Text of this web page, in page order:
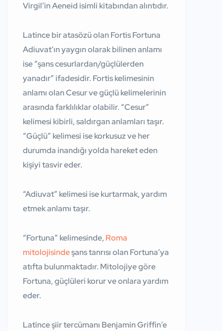
Virgil’in Aeneid isimli kitabından alıntıdır.
Latince bir atasözü olan Fortis Fortuna
Adiuvat’ın yaygın olarak bilinen anlamı
ise “şans cesurlardan/güçlülerden
yanadır” ifadesidir. Fortis kelimesinin
anlamı olan Cesur ve güçlü kelimelerinin
arasında farklılıklar olabilir. “Cesur”
kelimesi kibirli, saldırgan anlamları taşır.
“Güçlü” kelimesi ise korkusuz ve her
durumda inandığı yolda hareket eden
kişiyi tasvir eder.
“Adiuvat” kelimesi ise kurtarmak, yardım
etmek anlamı taşır.
“Fortuna” kelimesinde, Roma
mitolojisindeşans tanrısı olan Fortuna’ya
atıfta bulunmaktadır. Mitolojiye göre
Fortuna, güçlüleri korur ve onlara yardım
eder.
Latince şiir tercümanı Benjamin Griffin’e